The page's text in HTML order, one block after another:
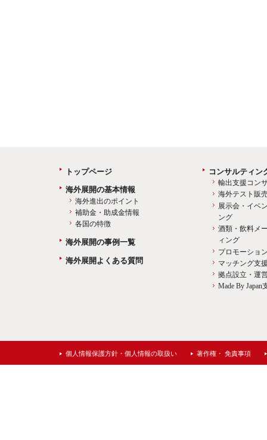
トップページ
海外展開の基本情報
海外進出のポイント
補助金・助成金情報
各国の特徴
海外展開の事例一覧
海外展開よくある質問
コンサルティン
輸出支援コン
海外テスト販
展示会・イベ
ング
酒類・飲料メ
ィング
プロモーショ
マッチング支
拠点設立・運
Made By
個人情報保護方針・個人情報の取扱い 著作権・ 免責事項